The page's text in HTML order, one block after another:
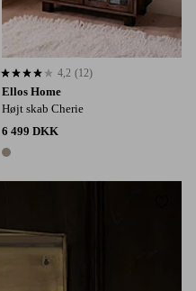
Ellos Home
Højt skab Cherie
6 499 DKK
1 farve
4,2 baseret på 12 bedømmelser
4,2 (12)